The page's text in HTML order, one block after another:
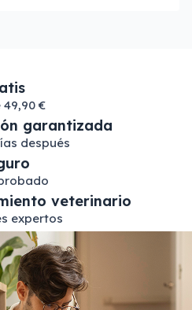
€
garantizada
después
veterinario
expertos